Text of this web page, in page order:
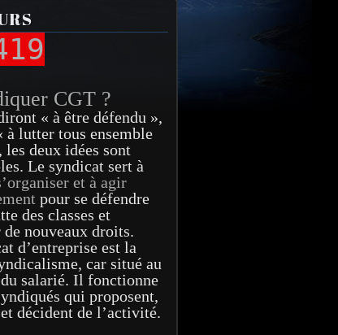
CGT ?
« à être défendu »,
à lutter tous ensemble
deux idées sont
Le syndicat sert à
et à agir
pour se défendre
des classes et
nouveaux droits.
d’entreprise est la
car situé au
salarié. Il fonctionne
qui proposent,
décident de l’activité.